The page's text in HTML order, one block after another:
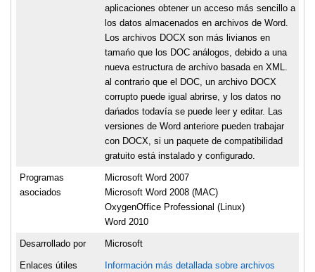
aplicaciones obtener un acceso más sencillo a
los datos almacenados en archivos de Word.
Los archivos DOCX son más livianos en
tamańo que los DOC análogos, debido a una
nueva estructura de archivo basada en XML.
al contrario que el DOC, un archivo DOCX
corrupto puede igual abrirse, y los datos no
dańados todavía se puede leer y editar. Las
versiones de Word anteriore pueden trabajar
con DOCX, si un paquete de compatibilidad
gratuito está instalado y configurado.
Programas
asociados
Microsoft Word 2007
Microsoft Word 2008 (MAC)
OxygenOffice Professional (Linux)
Word 2010
Desarrollado por Microsoft
Enlaces útiles
Información más detallada sobre archivos